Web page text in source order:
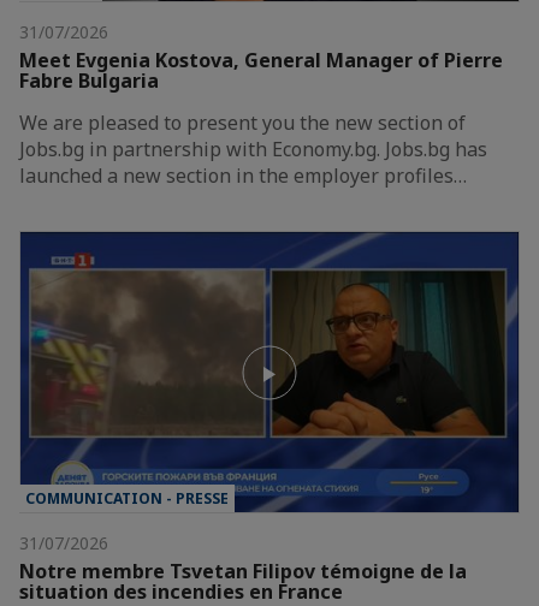
31/07/2026
Meet Evgenia Kostova, General Manager of Pierre
Fabre Bulgaria
We are pleased to present you the new section of
Jobs.bg in partnership with Economy.bg. Jobs.bg has
launched a new section in the employer profiles…
COMMUNICATION - PRESSE
31/07/2026
Notre membre Tsvetan Filipov témoigne de la
situation des incendies en France